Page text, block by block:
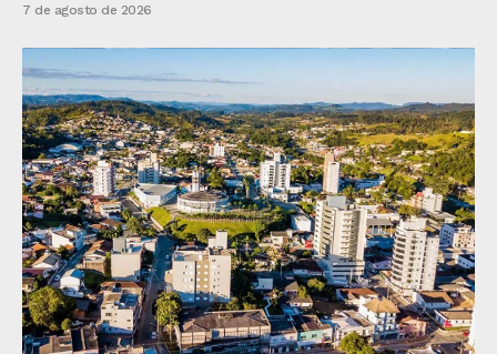
7 de agosto de 2026